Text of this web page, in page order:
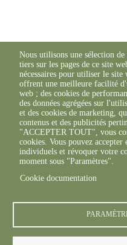
Nous utilisons une sélection
tiers sur les pages de ce site
nécessaires pour utiliser le
offrent une meilleure facilité
web ; des cookies de
des données agrégées sur
et des cookies de marketing,
contenus et des publicités
"ACCEPTER TOUT", vous
cookies. Vous pouvez accepter
individuels et révoquer votre
moment sous "Paramètres".
Cookie documentation